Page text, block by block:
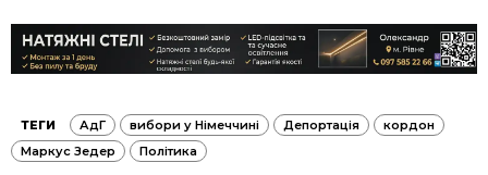
ТЕГИ АдГ вибори у Німеччині Депортація
кордон
Маркус Зедер
Політика